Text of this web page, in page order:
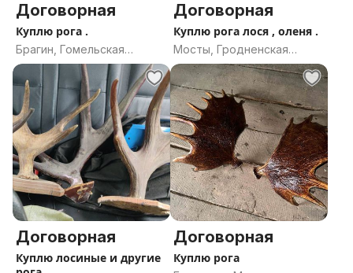
Договорная
Куплю рога .
Брагин, Гомельская
область
Договорная
Куплю рога лося , оленя .
Мосты, Гродненская
область
Договорная
Куплю лосиные и другие
Договорная
Куплю рога